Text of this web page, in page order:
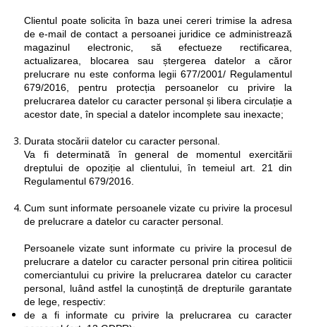
Clientul poate solicita în baza unei cereri trimise la adresa
de e-mail de contact a persoanei juridice ce administrează
magazinul electronic, să efectueze rectificarea,
actualizarea, blocarea sau ștergerea datelor a căror
prelucrare nu este conforma legii 677/2001/ Regulamentul
679/2016, pentru protecția persoanelor cu privire la
prelucrarea datelor cu caracter personal și libera circulație a
acestor date, în special a datelor incomplete sau inexacte;
Durata stocării datelor cu caracter personal.
Va fi determinată în general de momentul exercitării
dreptului de opoziție al clientului, în temeiul art. 21 din
Regulamentul 679/2016.
Cum sunt informate persoanele vizate cu privire la procesul
de prelucrare a datelor cu caracter personal.
Persoanele vizate sunt informate cu privire la procesul de
prelucrare a datelor cu caracter personal prin citirea politicii
comerciantului cu privire la prelucrarea datelor cu caracter
personal, luând astfel la cunoștință de drepturile garantate
de lege, respectiv:
de a fi informate cu privire la prelucrarea cu caracter